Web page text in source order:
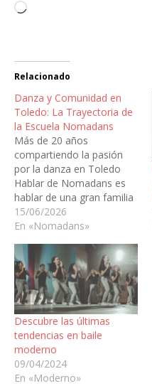
Cargando...
Relacionado
Danza y Comunidad en
Toledo: La Trayectoria de
la Escuela Nomadans
Más de 20 años
compartiendo la pasión
por la danza en Toledo
Hablar de Nomadans es
hablar de una gran familia
que, desde el año 2005,
llena de ritmo y arte el
Toledo. Dirigida por la
prestigiosa bailaora y
profesora Nora Prieto,
nuestra escuela nació
con…
15/06/2026
En «Nomadans»
Descubre las últimas
tendencias en baile
moderno
09/04/2024
En «Moderno»